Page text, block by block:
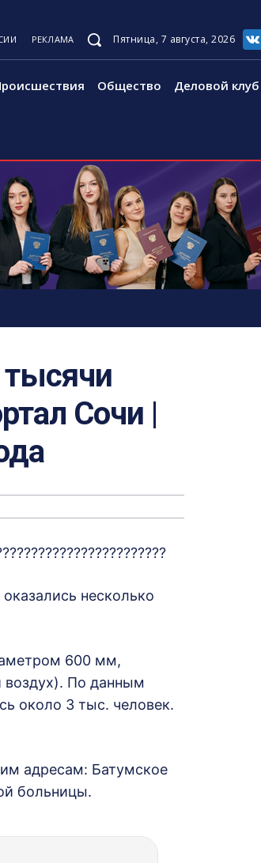
РЕКЛАМА Пятница, 7 августа, 2026
Общество Деловой
Сочи |
несколько
600 мм,
воздух). По данным
около 3 тыс. человек.
адресам: Батумское
больницы.